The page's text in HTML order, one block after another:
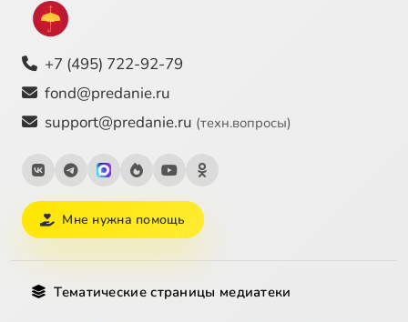
+7 (495) 722-92-79
fond@predanie.ru
support@predanie.ru (техн.вопросы)
Мне нужна помощь
Тематические страницы медиатеки